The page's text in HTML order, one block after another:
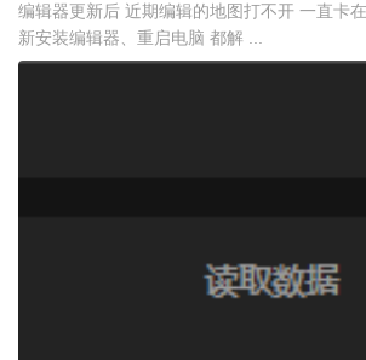
编辑器更新后 近期编辑的地图打不开 一直卡
新安装编辑器、重启电脑 都解 ...